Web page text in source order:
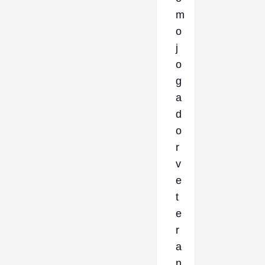
m
o
j
o
g
a
d
o
r
v
e
t
e
r
a